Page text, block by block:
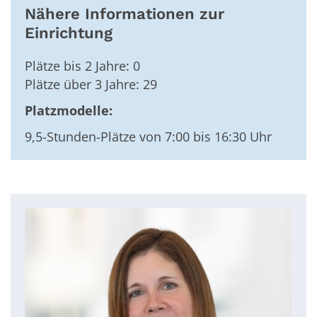
Nähere Informationen zur
Einrichtung
Plätze bis 2 Jahre: 0
Plätze über 3 Jahre: 29
Platzmodelle:
9,5-Stunden-Plätze von 7:00 bis 16:30 Uhr